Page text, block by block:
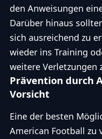
den Anweisungen
Darüber hinaus
sich ausreichend zu
wieder ins Training
weitere Verletzungen
Prävention durch
Vorsicht
Eine der besten
American Football zu